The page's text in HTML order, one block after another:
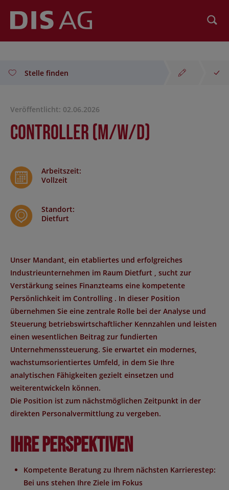
Stelle finden
Veröffentlicht: 02.06.2026
Controller (m/w/d)
Arbeitszeit:
Vollzeit
Standort:
Dietfurt
Unser Mandant, ein etabliertes und erfolgreiches
Industrieunternehmen im Raum Dietfurt , sucht zur
Verstärkung seines Finanzteams eine kompetente
Persönlichkeit im Controlling . In dieser Position
übernehmen Sie eine zentrale Rolle bei der Analyse und
Steuerung betriebswirtschaftlicher Kennzahlen und leisten
einen wesentlichen Beitrag zur fundierten
Unternehmenssteuerung. Sie erwartet ein modernes,
wachstumsorientiertes Umfeld, in dem Sie Ihre
analytischen Fähigkeiten gezielt einsetzen und
weiterentwickeln können.
Die Position ist zum nächstmöglichen Zeitpunkt in der
direkten Personalvermittlung zu vergeben.
Ihre Perspektiven
Kompetente Beratung zu Ihrem nächsten Karrierestep:
Bei uns stehen Ihre Ziele im Fokus